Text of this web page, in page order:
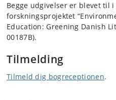
Begge udgivelser er blevet til
forskningsprojektet
Education: Greening Danish
00187B).
Tilmelding
Tilmeld dig bogreceptionen.